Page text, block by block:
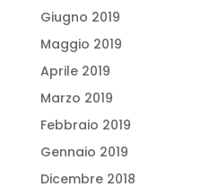
Giugno 2019
Maggio 2019
Aprile 2019
Marzo 2019
Febbraio 2019
Gennaio 2019
Dicembre 2018